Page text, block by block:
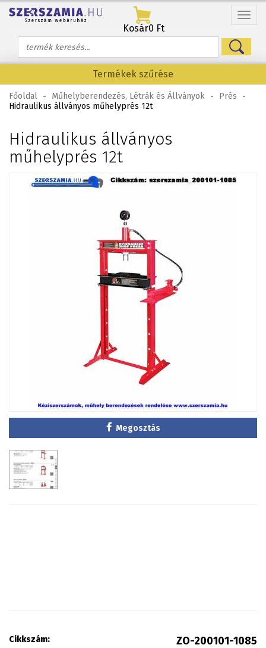
Menü
Kosár0 Ft
Termékek szűrése
Főoldal - Műhelyberendezés, Létrák és Állványok - Prés
-
Hidraulikus állványos műhelyprés 12t
Hidraulikus állványos
műhelyprés 12t
Megosztás
Cikkszám: ZO-200101-1085